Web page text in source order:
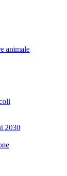
animale
2030